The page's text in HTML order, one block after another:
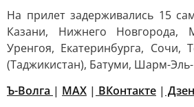
На прилет задерживались 15
Казани, Нижнего Новгорода,
Уренгоя, Екатеринбурга, Сочи,
(Таджикистан), Батуми, Шарм-
Ъ-Волга | МАХ | ВКонтакте | Дзен